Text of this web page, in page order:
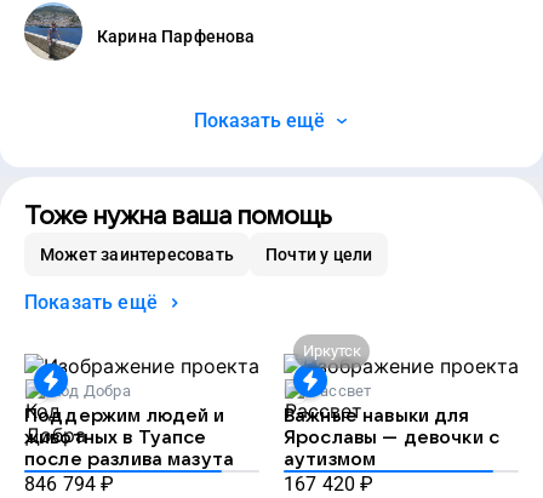
Карина Парфенова
Показать ещё
Тоже нужна ваша помощь
Может заинтересовать Почти у цели
Показать ещё
Код Добра
Поддержим людей и
животных в Туапсе
после разлива мазута
846 794 ₽
Иркутск
Рассвет
Важные навыки для
Ярославы — девочки с
аутизмом
167 420 ₽